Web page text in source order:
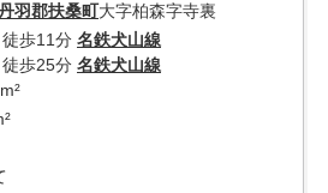
羽郡扶桑町大字柏森字寺裏
徒歩11分 名鉄犬山線
徒歩25分 名鉄犬山線